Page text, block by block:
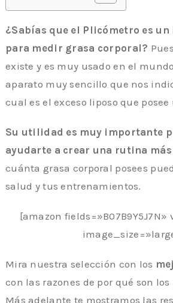
¿Sabías que el Plicómetro es
para medir grasa corporal?
existe y es muy usado en el
aparato muy sencillo que nos
cual es el exceso liposo que
Su utilidad es muy importante
ayudarte a crear una rutina
cuánta grasa corporal posees
salud y tus entrenamientos.
[amazon
Mira nuestra selección con los
con las razones de por qué son
Más adelante te mostramos las